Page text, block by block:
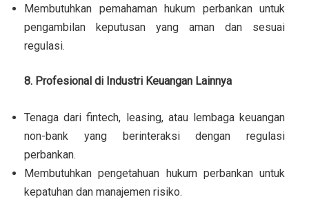
Membutuhkan pemahaman hukum perbankan untuk
pengambilan keputusan yang aman dan sesuai
regulasi.
8. Profesional di Industri Keuangan Lainnya
Tenaga dari fintech, leasing, atau lembaga keuangan
non-bank yang berinteraksi dengan regulasi
perbankan.
Membutuhkan pengetahuan hukum perbankan untuk
kepatuhan dan manajemen risiko.